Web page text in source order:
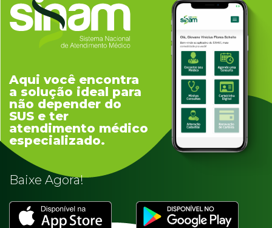
Aqui você encontra
a solução ideal para
não depender do
SUS e ter
atendimento médico
especializado.
Baixe Agora!